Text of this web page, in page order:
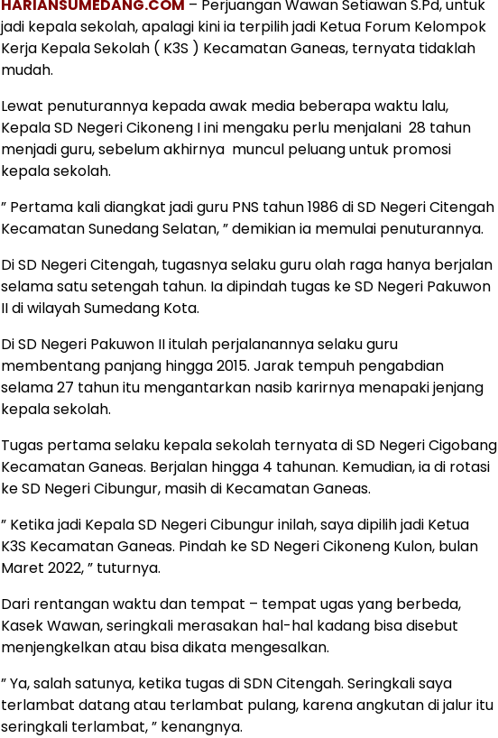
HARIANSUMEDANG.COM – Perjuangan Wawan Setiawan S.Pd, untuk
jadi kepala sekolah, apalagi kini ia terpilih jadi Ketua Forum Kelompok
Kerja Kepala Sekolah ( K3S ) Kecamatan Ganeas, ternyata tidaklah
mudah.
Lewat penuturannya kepada awak media beberapa waktu lalu,
Kepala SD Negeri Cikoneng I ini mengaku perlu menjalani 28 tahun
menjadi guru, sebelum akhirnya muncul peluang untuk promosi
kepala sekolah.
” Pertama kali diangkat jadi guru PNS tahun 1986 di SD Negeri Citengah
Kecamatan Sunedang Selatan, ” demikian ia memulai penuturannya.
Di SD Negeri Citengah, tugasnya selaku guru olah raga hanya berjalan
selama satu setengah tahun. Ia dipindah tugas ke SD Negeri Pakuwon
II di wilayah Sumedang Kota.
Di SD Negeri Pakuwon II itulah perjalanannya selaku guru
membentang panjang hingga 2015. Jarak tempuh pengabdian
selama 27 tahun itu mengantarkan nasib karirnya menapaki jenjang
kepala sekolah.
Tugas pertama selaku kepala sekolah ternyata di SD Negeri Cigobang
Kecamatan Ganeas. Berjalan hingga 4 tahunan. Kemudian, ia di rotasi
ke SD Negeri Cibungur, masih di Kecamatan Ganeas.
” Ketika jadi Kepala SD Negeri Cibungur inilah, saya dipilih jadi Ketua
K3S Kecamatan Ganeas. Pindah ke SD Negeri Cikoneng Kulon, bulan
Maret 2022, ” tuturnya.
Dari rentangan waktu dan tempat – tempat ugas yang berbeda,
Kasek Wawan, seringkali merasakan hal-hal kadang bisa disebut
menjengkelkan atau bisa dikata mengesalkan.
” Ya, salah satunya, ketika tugas di SDN Citengah. Seringkali saya
terlambat datang atau terlambat pulang, karena angkutan di jalur itu
seringkali terlambat, ” kenangnya.